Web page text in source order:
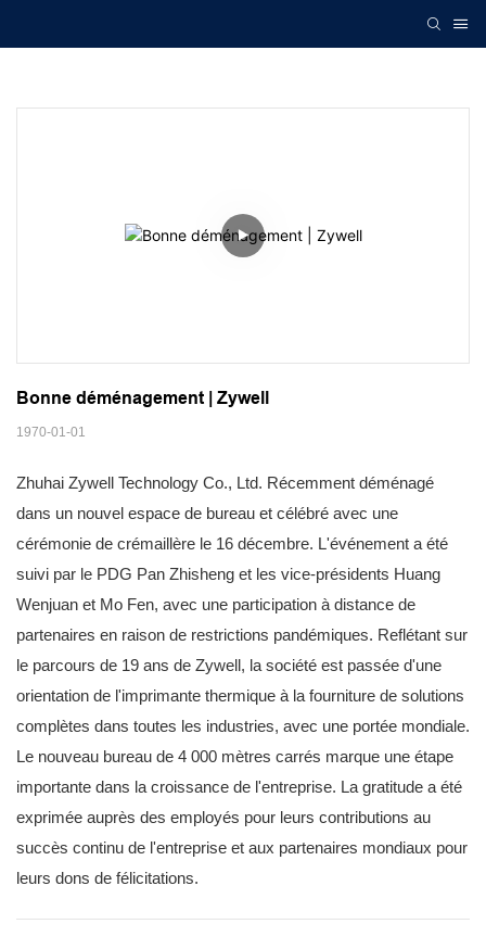
Bonne déménagement | Zywell
1970-01-01
Zhuhai Zywell Technology Co., Ltd. Récemment déménagé
dans un nouvel espace de bureau et célébré avec une
cérémonie de crémaillère le 16 décembre. L'événement a été
suivi par le PDG Pan Zhisheng et les vice-présidents Huang
Wenjuan et Mo Fen, avec une participation à distance de
partenaires en raison de restrictions pandémiques. Reflétant sur
le parcours de 19 ans de Zywell, la société est passée d'une
orientation de l'imprimante thermique à la fourniture de solutions
complètes dans toutes les industries, avec une portée mondiale.
Le nouveau bureau de 4 000 mètres carrés marque une étape
importante dans la croissance de l'entreprise. La gratitude a été
exprimée auprès des employés pour leurs contributions au
succès continu de l'entreprise et aux partenaires mondiaux pour
leurs dons de félicitations.